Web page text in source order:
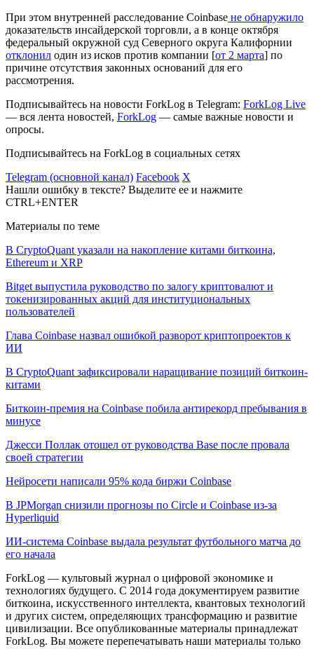
При этом внутренней расследование Coinbase не обнаружило
доказательств инсайдерской торговли, а в конце октября
федеральный окружной суд Северного округа Калифорнии
отклонил один из исков против компании [от 2 марта] по
причине отсутствия законных оснований для его
рассмотрения.
Подписывайтесь на новости ForkLog в Telegram: ForkLog Live
— вся лента новостей, ForkLog — самые важные новости и
опросы.
Подписывайтесь на ForkLog в социальных сетях
Telegram (основной канал) Facebook X
Нашли ошибку в тексте? Выделите ее и нажмите
CTRL+ENTER
Материалы по теме
В CryptoQuant указали на накопление китами биткоина,
Ethereum и XRP
Bitget выпустила руководство по залогу криптовалют и
токенизированных акций для институциональных
пользователей
Глава Coinbase назвал ошибкой разворот криптопроектов к
ИИ
В CryptoQuant зафиксировали наращивание позиций биткоин-
китами
Биткоин-премия на Coinbase побила антирекорд пребывания в
минусе
Джесси Поллак отошел от руководства Base после провала
своей стратегии
Нейросети написали 95% кода биржи Coinbase
В JPMorgan снизили прогнозы по Circle и Coinbase из-за
Hyperliquid
ИИ-система Coinbase выдала результат футбольного матча до
его начала
ForkLog — культовый журнал о цифровой экономике и
технологиях будущего. С 2014 года документируем развитие
биткоина, искусственного интеллекта, квантовых технологий
и других систем, определяющих трансформацию и развитие
цивилизации. Все опубликованные материалы принадлежат
ForkLog. Вы можете перепечатывать наши материалы только